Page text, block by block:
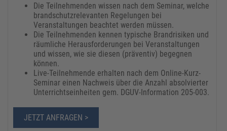
Die Teilnehmenden wissen nach dem Seminar, welche
brandschutzrelevanten Regelungen bei
Veranstaltungen beachtet werden müssen.
Die Teilnehmenden kennen typische Brandrisiken und
räumliche Herausforderungen bei Veranstaltungen
und wissen, wie sie diesen (präventiv) begegnen
können.
Live-Teilnehmende erhalten nach dem Online-Kurz-
Seminar einen Nachweis über die Anzahl absolvierter
Unterrichtseinheiten gem. DGUV-Information 205-003.
JETZT ANFRAGEN >